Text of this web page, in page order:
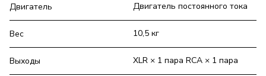
Двигатель Двигатель постоянного тока
Вес 10,5 кг
Выходы XLR × 1 пара RCA × 1 пара